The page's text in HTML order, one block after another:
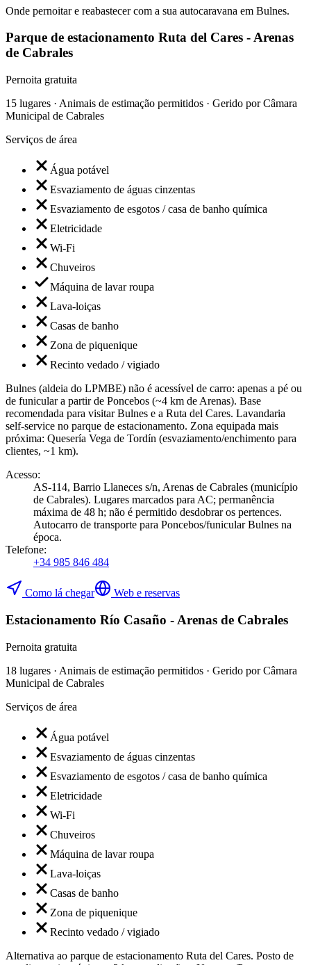
Onde pernoitar e reabastecer com a sua autocaravana em Bulnes.
Parque de estacionamento Ruta del Cares - Arenas
de Cabrales
Pernoita gratuita
15 lugares · Animais de estimação permitidos · Gerido por Câmara
Municipal de Cabrales
Serviços de área
Água potável
Esvaziamento de águas cinzentas
Esvaziamento de esgotos / casa de banho química
Eletricidade
Wi-Fi
Chuveiros
Máquina de lavar roupa
Lava-loiças
Casas de banho
Zona de piquenique
Recinto vedado / vigiado
Bulnes (aldeia do LPMBE) não é acessível de carro: apenas a pé ou
de funicular a partir de Poncebos (~4 km de Arenas). Base
recomendada para visitar Bulnes e a Ruta del Cares. Lavandaria
self-service no parque de estacionamento. Zona equipada mais
próxima: Quesería Vega de Tordín (esvaziamento/enchimento para
clientes, ~1 km).
Acesso:
AS-114, Barrio Llaneces s/n, Arenas de Cabrales (município
de Cabrales). Lugares marcados para AC; permanência
máxima de 48 h; não é permitido desdobrar os pertences.
Autocarro de transporte para Poncebos/funicular Bulnes na
época.
Telefone:
+34 985 846 484
Como lá chegar Web e reservas
Estacionamento Río Casaño - Arenas de Cabrales
Pernoita gratuita
18 lugares · Animais de estimação permitidos · Gerido por Câmara
Municipal de Cabrales
Serviços de área
Água potável
Esvaziamento de águas cinzentas
Esvaziamento de esgotos / casa de banho química
Eletricidade
Wi-Fi
Chuveiros
Máquina de lavar roupa
Lava-loiças
Casas de banho
Zona de piquenique
Recinto vedado / vigiado
Alternativa ao parque de estacionamento Ruta del Cares. Posto de